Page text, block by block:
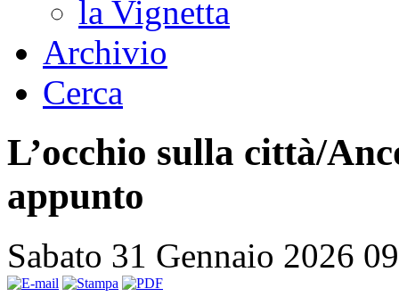
la Vignetta
Archivio
Cerca
L’occhio sulla città/
appunto
Sabato 31 Gennaio 2026